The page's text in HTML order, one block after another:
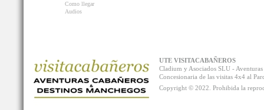
Como llegar
Audios
UTE VISITACABAÑEROS
Cladium y Asociados SLU -
Concesionaria de las visitas 4x4 al
Copyright © 2022. Prohibida la